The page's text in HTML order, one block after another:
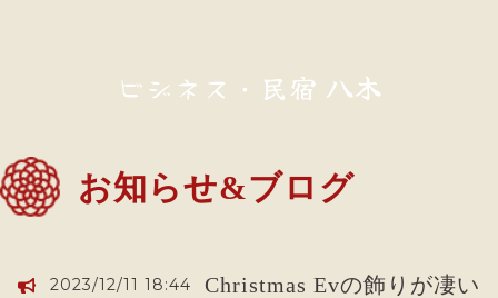
ビジネス・民宿 八木
お知らせ&ブログ
2023/12/11 18:44 Christmas Evの飾りが凄い